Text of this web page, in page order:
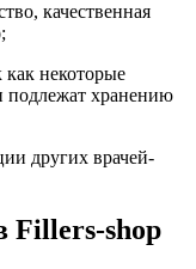
качественная
как некоторые
подлежат хранению
других врачей-
Fillers-shop